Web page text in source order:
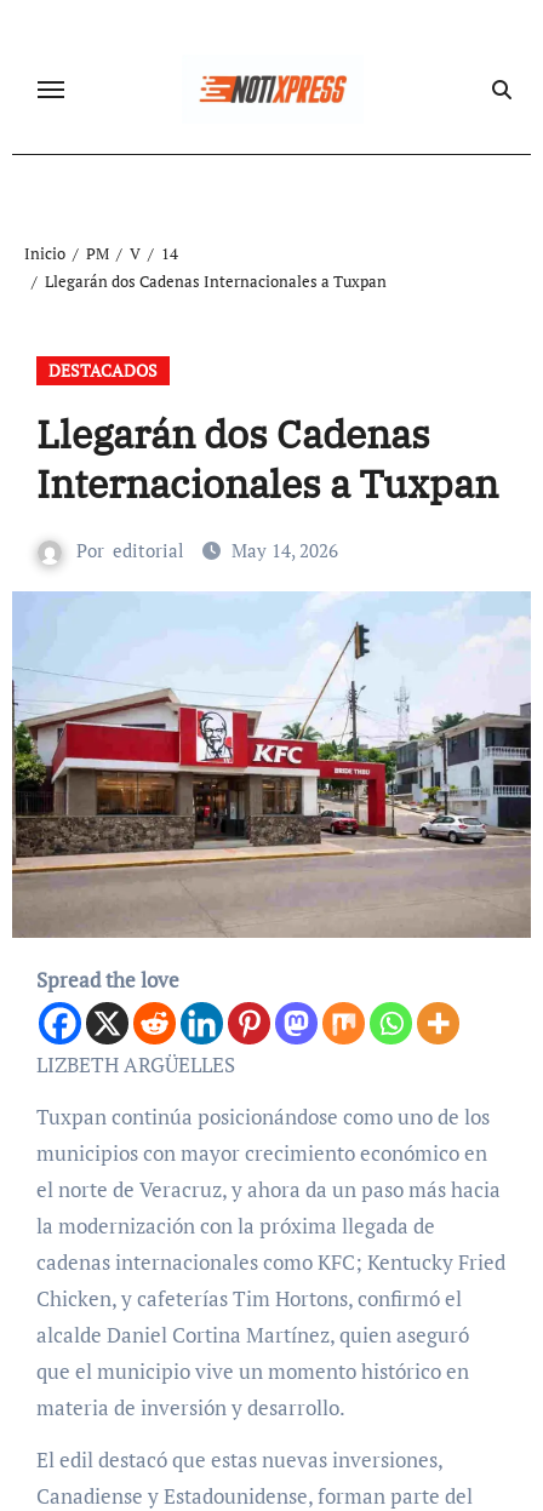
contenido
Inicio PM V
14
Llegarán dos Cadenas Internacionales a Tuxpan
DESTACADOS
Llegarán dos Cadenas
Internacionales a Tuxpan
Por editorial May 14, 2026
Spread the love
LIZBETH ARGÜELLES
Tuxpan continúa posicionándose como uno de los
municipios con mayor crecimiento económico en
el norte de Veracruz, y ahora da un paso más hacia
la modernización con la próxima llegada de
cadenas internacionales como KFC; Kentucky Fried
Chicken, y cafeterías Tim Hortons, confirmó el
alcalde Daniel Cortina Martínez, quien aseguró
que el municipio vive un momento histórico en
materia de inversión y desarrollo.
El edil destacó que estas nuevas inversiones,
Canadiense y Estadounidense, forman parte del